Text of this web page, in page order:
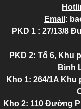
Email :
PKD 1 : 27/13/8
PKD 2: Tổ 6, Khu
Bình
Kho 1: 264/1A
Kho 2: 110 Đường